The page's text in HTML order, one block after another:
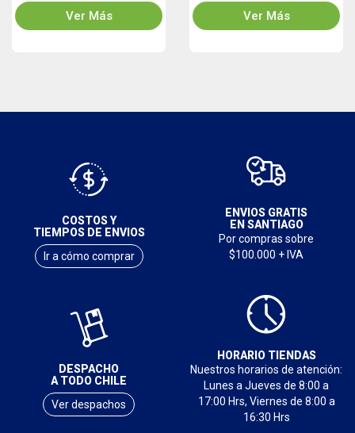
Ver Más Ver Más
COSTOS Y
TIEMPOS DE ENVIOS
Ir a cómo comprar
ENVIOS GRATIS
EN SANTIAGO
Por compras sobre
$100.000 + IVA
DESPACHO
A TODO CHILE
Ver despachos
HORARIO TIENDAS
Nuestros horarios de atención:
Lunes a Jueves de 8:00 a
17:00 Hrs, Viernes de 8:00 a
16:30 Hrs